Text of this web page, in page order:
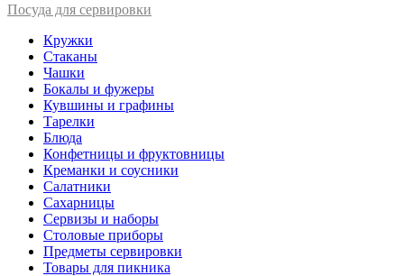
Посуда для сервировки
Кружки
Стаканы
Чашки
Бокалы и фужеры
Кувшины и графины
Тарелки
Блюда
Конфетницы и фруктовницы
Креманки и соусники
Салатники
Сахарницы
Сервизы и наборы
Столовые приборы
Предметы сервировки
Товары для пикника